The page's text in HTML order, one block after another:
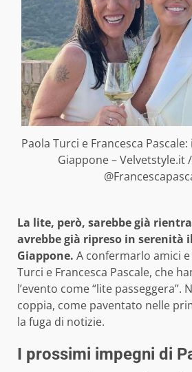
Paola Turci e Francesca
Giappone – Velvetstyle.it
La lite, però, sarebbe già
avrebbe già ripreso in serenità
Giappone. A confermarlo amici
Turci e Francesca Pascale, che
l’evento come “lite passeggera”.
coppia, come paventato nelle
la fuga di notizie.
I prossimi impegni di